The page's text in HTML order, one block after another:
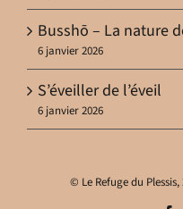
Busshō – La nature
6 janvier 2026
S’éveiller de l’éveil
6 janvier 2026
© Le Refuge du